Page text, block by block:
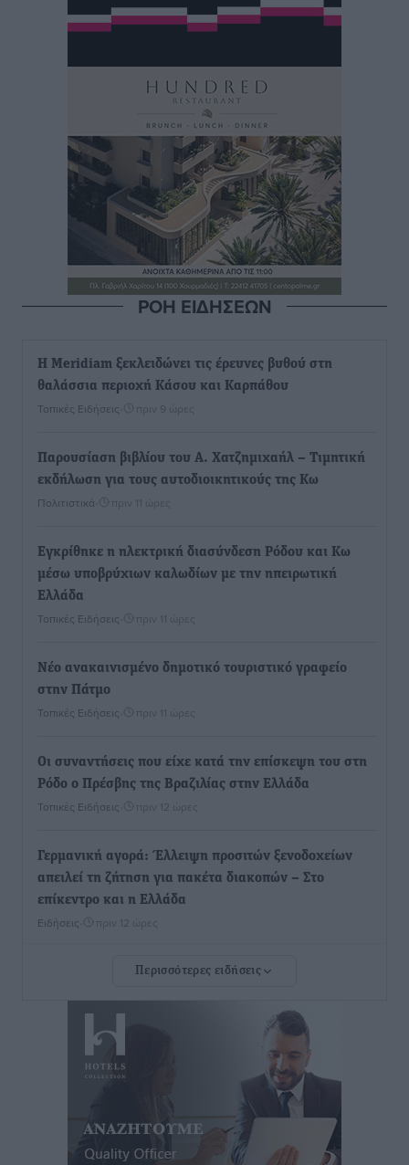
ΡΟΗ ΕΙΔΗΣΕΩΝ
Η Meridiam ξεκλειδώνει τις έρευνες βυθού στη
θαλάσσια περιοχή Κάσου και Καρπάθου
Τοπικές Ειδήσεις πριν 9 ώρες
Παρουσίαση βιβλίου του Α. Χατζημιχαήλ – Τιμητική
εκδήλωση για τους αυτοδιοικητικούς της Κω
Πολιτιστικά πριν 11 ώρες
Εγκρίθηκε η ηλεκτρική διασύνδεση Ρόδου και Κω
μέσω υποβρύχιων καλωδίων με την ηπειρωτική
Ελλάδα
Τοπικές Ειδήσεις πριν 11 ώρες
Νέο ανακαινισμένο δημοτικό τουριστικό γραφείο
στην Πάτμο
Τοπικές Ειδήσεις πριν 11 ώρες
Οι συναντήσεις που είχε κατά την επίσκεψη του στη
Ρόδο ο Πρέσβης της Βραζιλίας στην Ελλάδα
Τοπικές Ειδήσεις πριν 12 ώρες
Γερμανική αγορά: Έλλειψη προσιτών ξενοδοχείων
απειλεί τη ζήτηση για πακέτα διακοπών – Στο
επίκεντρο και η Ελλάδα
Ειδήσεις πριν 12 ώρες
Νέο ξενοδοχείο στη Ρόδο για την H Hotels –
στην Κω
Τοπικές Ειδήσεις
Αυτοκίνητο μπήκε παράνομα σε μονόδρομο στο
Μαστιχάρι – Αναποδογύρισε όχημα με μητέρα και
5χρονο παιδί
Τοπικές Ειδήσεις• πριν 13 ώρες
Περισσότερες ειδήσεις